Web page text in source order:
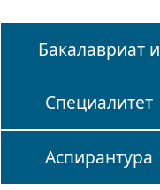
Бакалавриат и
Специалитет
Аспирантура